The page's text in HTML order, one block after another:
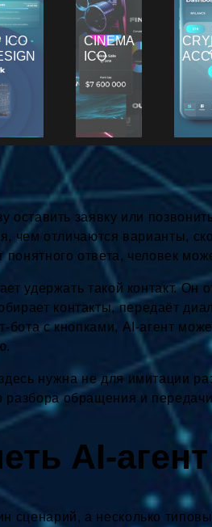
ICO
CINEMA
ICO
оставить заявку или
чем отличаются варианты,
ответа, человек
удержать такой контакт. Он
контакты, передаёт
бота с кнопками, AI-агент
нужна не для имитации
обращения и
AI-
сценарий, а несколько